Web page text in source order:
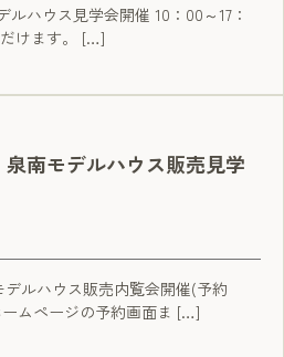
ハウス見学会開催 10：00～17：
けます。 […]
南モデルハウス販売見学
ルハウス販売内覧会開催(予約
ムページの予約画面ま […]